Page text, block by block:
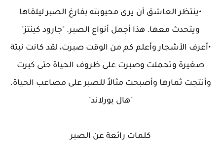
•ينتظر العاشق أن يرى محبوبته بفارغ الصبر ليلقاها
ويتحدث معها. هذا أجمل أنواع الصبر. "جارود كينتز"
•أعرف الأشجار وأعلم كم من الوقت صبرت، لقد كانت نبتة
صغيرة وتحملت وصبرت على ظروف الحياة حتى كبرت
وأنتجت ثمارها وأصبحت مثالاً للصبر على مصاعب الحياة.
"هال بورلاند"
كلمات رائعة عن الصبر